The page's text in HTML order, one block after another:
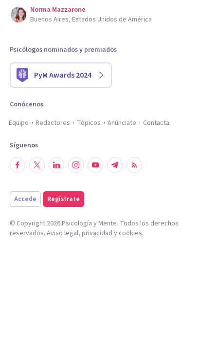
Norma Mazzarone
Buenos Aires, Estados Unidos de América
Psicólogos nominados y premiados
PyM Awards 2024
Conócenos
Equipo
Redactores Tópicos Anúnciate Contacta
Síguenos
Accede Regístrate
© Copyright 2026Psicología y Mente. Todos los derechos
reservados. Aviso legal, privacidad y cookies.